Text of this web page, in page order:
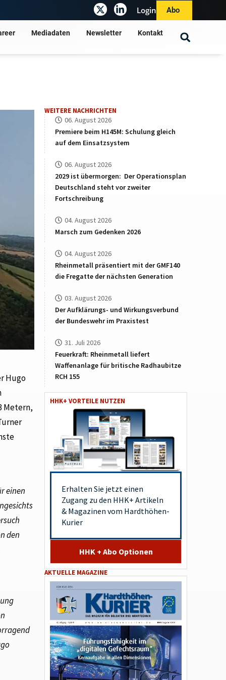
Login Abo
Mediadaten Newsletter Kontakt
Hugo
Metern,
einen
den
WEITERE NACHRICHTEN
06. August 2026
Premiere beim H145M: Schulung gleich
auf dem Einsatzsystem
06. August 2026
2029 ist übermorgen: Der Operationsplan
Deutschland steht vor zweiter
Fortschreibung
04. August 2026
Marsch zum Gedenken 2026
04. August 2026
Rheinmetall präsentiert mit der GMF140
die Fregatte der nächsten Generation
03. August 2026
Der Aufklärungs- und Wirkungsverbund
der Bundeswehr im Praxistest
31. Juli 2026
Feuerkraft: Rheinmetall liefert
Waffenanlage für britische Radhaubitze
RCH 155
HHK+ VORTEILE NUTZEN
Erhalten Sie jetzt einen
Zugang zu den HHK+ Artikeln
& Magazinen vom Hardthöhen-
Kurier
HHK + Abo Optionen
AKTUELLE MAGAZINE